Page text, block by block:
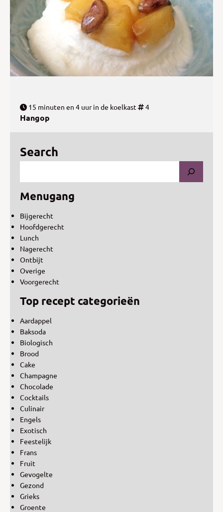
15 minuten en 4 uur in de koelkast 4
Hangop
Search
Menugang
Bijgerecht
Hoofdgerecht
Lunch
Nagerecht
Ontbijt
Overige
Voorgerecht
Top recept categorieën
Aardappel
Baksoda
Biologisch
Brood
Cake
Champagne
Chocolade
Cocktails
Culinair
Engels
Exotisch
Feestelijk
Frans
Fruit
Gevogelte
Gezond
Grieks
Groente